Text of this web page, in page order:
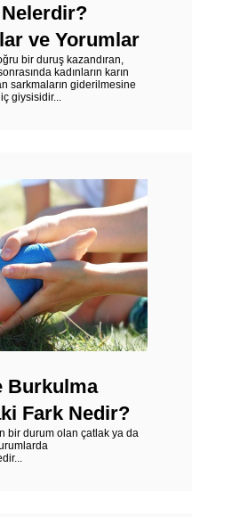
ve Yorumlar
bir duruş kazandıran,
kadınların karın
sarkmaların giderilmesine
giysisidir...
Burkulma
Fark Nedir?
bir durum olan çatlak ya da